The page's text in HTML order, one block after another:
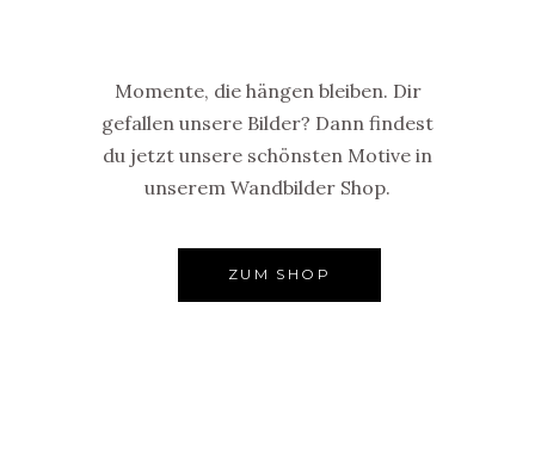
Momente, die hängen bleiben. Dir
gefallen unsere Bilder? Dann findest
du jetzt unsere schönsten Motive in
unserem Wandbilder Shop.
ZUM SHOP